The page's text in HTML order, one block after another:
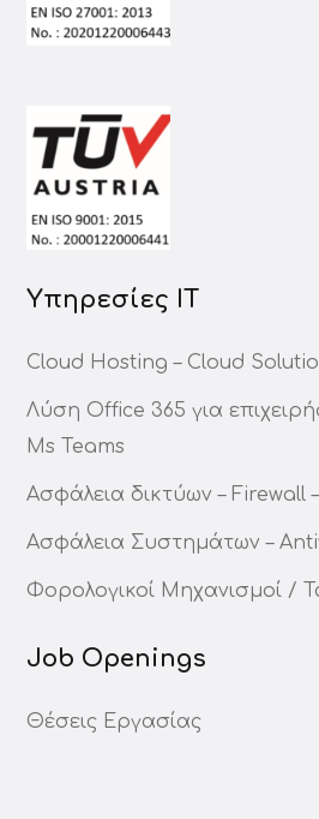
Υπηρεσίες ΙΤ
Cloud Hosting – Cloud
Λύση Office 365 για
Ms Teams
Ασφάλεια δικτύων – Firewall
Ασφάλεια Συστημάτων –
Φορολογικοί Μηχανισμοί /
Job Openings
Θέσεις Εργασίας